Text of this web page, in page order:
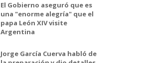
El Gobierno aseguró que es
una "enorme alegría" que el
papa León XIV visite
Argentina
Jorge García Cuerva habló de